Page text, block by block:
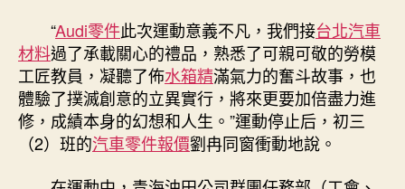
“Audi零件此次運動意義不凡，我們接台北汽車
材料過了承載關心的禮品，熟悉了可親可敬的勞模
工匠教員，凝聽了佈水箱精滿氣力的奮斗故事，也
體驗了撲滅創意的立異實行，將來更要加倍盡力進
修，成績本身的幻想和人生。”運動停止后，初三
（2）班的汽車零件報價劉冉同窗衝動地說。